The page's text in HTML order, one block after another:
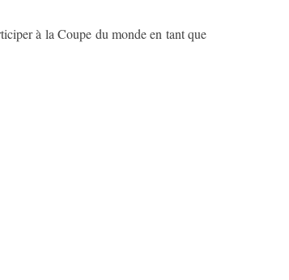
à la Coupe du monde en tant que